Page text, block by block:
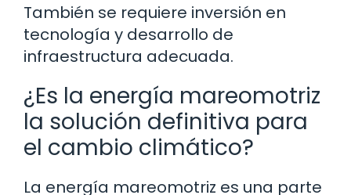
También se requiere inversión en
tecnología y desarrollo de
infraestructura adecuada.
¿Es la energía mareomotriz
la solución definitiva para
el cambio climático?
La energía mareomotriz es una parte